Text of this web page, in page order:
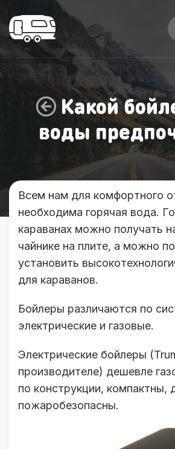
Какой
воды
Всем нам для комфортного
необходима горячая вода.
караванах можно получать
чайнике на плите, а можно
установить
для караванов.
Бойлеры различаются по
электрические и газовые.
Электрические бойлеры
производителе) дешевле
по конструкции, компактны,
пожаробезопасны.